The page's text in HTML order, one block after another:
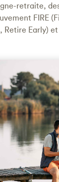
retraite,
FIRE
Retire Early)